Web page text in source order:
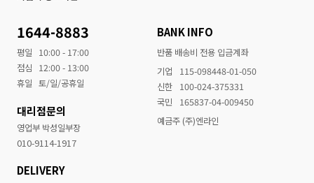
1644-8883
평일
10:00 - 17:00
점심
12:00 - 13:00
휴일 토/일/공휴일
대리점문의
영업부 박성일부장
010-9114-1917
BANK INFO
반품 배송비 전용 입금계좌
기업
115-098448-01-050
신한
100-024-375331
국민
165837-04-009450
예금주 (주)엔라인
DELIVERY